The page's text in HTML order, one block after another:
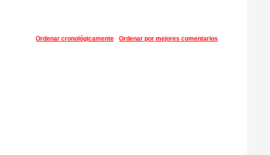
Ordenar por mejores comentarios
Ordenar cronológicamente